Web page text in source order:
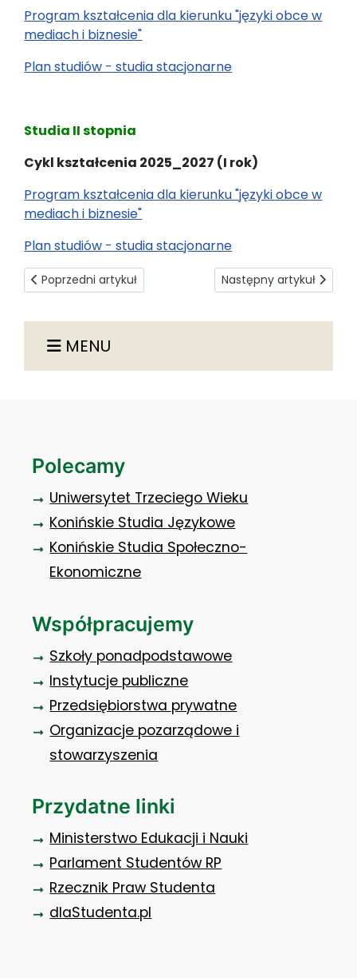
MENU
Program kształcenia dla kierunku "języki obce w
mediach i biznesie"
Plan studiów - studia stacjonarne
Studia II stopnia
Cykl kształcenia 2025_2027 (I rok)
Program kształcenia dla kierunku "języki obce w
mediach i biznesie"
Plan studiów - studia stacjonarne
Poprzedni artykuł: Dokumenty do pobrania
Poprzedni artykuł Następny artykuł:
Następny artykuł
Polecamy
Uniwersytet Trzeciego Wieku
Konińskie Studia Językowe
Konińskie Studia Społeczno-
Ekonomiczne
Współpracujemy
Szkoły ponadpodstawowe
Instytucje publiczne
Przedsiębiorstwa prywatne
Organizacje pozarządowe i
stowarzyszenia
Przydatne linki
Ministerstwo Edukacji i Nauki
Parlament Studentów RP
Rzecznik Praw Studenta
dlaStudenta.pl